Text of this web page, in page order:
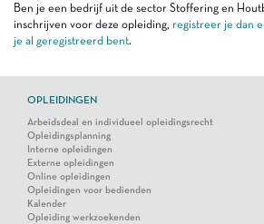
Ben je een bedrijf uit de sector Stoffering en
inschrijven voor deze opleiding, registreer je dan
je al geregistreerd bent.
OPLEIDINGEN
Arbeidsdeal en individueel opleidingsrecht
Opleidingsplanning
Interne opleidingen
Externe opleidingen
Online opleidingen
Opleidingen voor bedienden
Kalender
Opleiding werkzoekenden